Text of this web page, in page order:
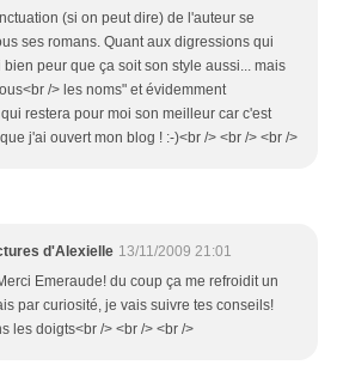
(si on peut dire) de l'auteur se
ses romans. Quant aux digressions qui
bien peur que ça soit son style aussi... mais
/> les noms" et évidemment
restera pour moi son meilleur car c'est
j'ai ouvert mon blog ! :-)<br /> <br /> <br />
d'Alexielle 13/11/2009 21:01
Emeraude! du coup ça me refroidit un
par curiosité, je vais suivre tes conseils!
les doigts<br /> <br /> <br />